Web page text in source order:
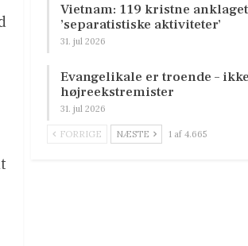
Vietnam: 119 kristne
’separatistiske aktiviteter’
31. jul 2026
Evangelikale er troende – ikke
højreekstremister
31. jul 2026
FORRIGE NÆSTE 1 af 4.665